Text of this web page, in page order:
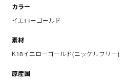
カラー
イエローゴールド
素材
K18イエローゴールド(ニッケルフリー)
原産国